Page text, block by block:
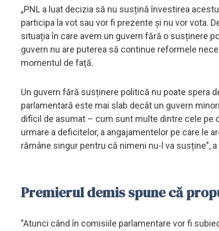
„PNL a luat decizia să nu susțină învestirea
participa la vot sau vor fi prezente și nu vor vota.
situația în care avem un guvern fără o susținere
guvern nu are puterea să continue reformele
momentul de față.
Un guvern fără susținere politică nu poate spera
parlamentară este mai slab decât un guvern
dificil de asumat – cum sunt multe dintre cele pe
urmare a deficitelor, a angajamentelor pe care le
rămâne singur pentru că nimeni nu-l va susține",
Premierul demis spune că
"Atunci când în comisiile parlamentare vor fi